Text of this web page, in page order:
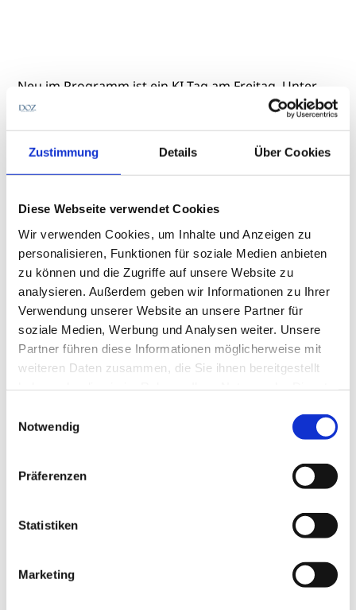
Zustimmung Details Über Cookies
Diese Webseite verwendet Cookies
Wir verwenden Cookies, um Inhalte und Anzeigen zu
personalisieren, Funktionen für soziale Medien anbieten
zu können und die Zugriffe auf unsere Website zu
analysieren. Außerdem geben wir Informationen zu Ihrer
Verwendung unserer Website an unsere Partner für
soziale Medien, Werbung und Analysen weiter. Unsere
Partner führen diese Informationen möglicherweise mit
weiteren Daten zusammen, die Sie ihnen bereitgestellt
Notwendig
Präferenzen
Statistiken
Marketing
Neu im Programm ist ein KI-Tag am Freitag. Unter
dem Motto „KI, die sich morgen rechnet“ soll das
Format praxisnah vermitteln, wie sich Künstliche
Intelligenz in den Arbeitsalltag von Augenoptik- und
Hörakustikbetrieben integrieren lässt.
Angesprochen sind ausdrücklich auch Teilnehmende
ohne technische Vorkenntnisse.
konkrete Anwendungsbeispiele und unmittelbar
umsetzbare Ansätze für den Betriebsalltag
vermitteln. Der Jubiläumskongress bietet darüber
hinaus die Möglichkeit, neue Technologien
kennenzulernen, Kontakte zu knüpfen und sich über
aktuelle Entwicklungen in beiden Branchen
auszutauschen.
Geschrieben von